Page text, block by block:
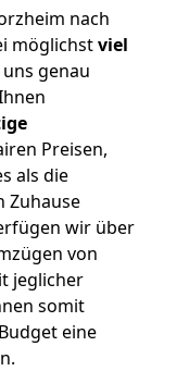
nach
möglichstviel
genau
Preisen,
als die
Zuhause
wir über
von
jeglicher
somit
eine